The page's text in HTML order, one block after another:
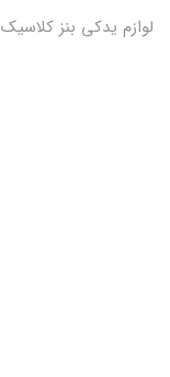
لوازم یدکی بنز کلاسیک